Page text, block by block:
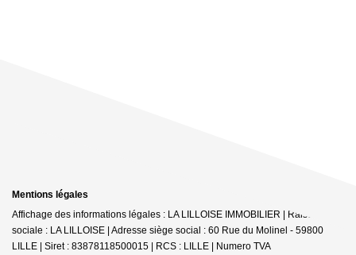
Mentions légales
Affichage des informations légales : LA LILLOISE IMMOBILIER | Raison
sociale : LA LILLOISE | Adresse siège social : 60 Rue du Molinel - 59800
LILLE | Siret : 83878118500015 | RCS : LILLE | Numero TVA